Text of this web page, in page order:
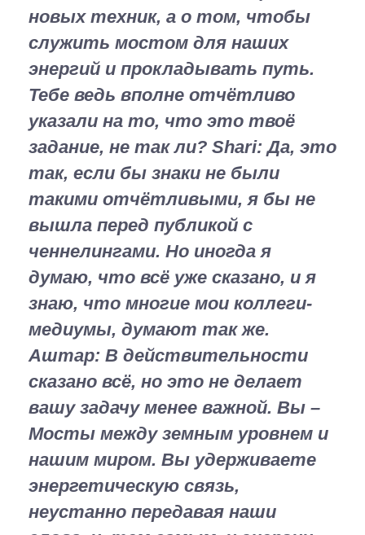
новых техник, а о том, чтобы
служить мостом для наших
энергий и прокладывать путь.
Тебе ведь вполне отчётливо
указали на то, что это твоё
задание, не так ли? Shari: Да, это
так, если бы знаки не были
такими отчётливыми, я бы не
вышла перед публикой с
ченнелингами. Но иногда я
думаю, что всё уже сказано, и я
знаю, что многие мои коллеги-
медиумы, думают так же.
Аштар: В действительности
сказано всё, но это не делает
вашу задачу менее важной. Вы –
Мосты между земным уровнем и
нашим миром. Вы удерживаете
энергетическую связь,
неустанно передавая наши